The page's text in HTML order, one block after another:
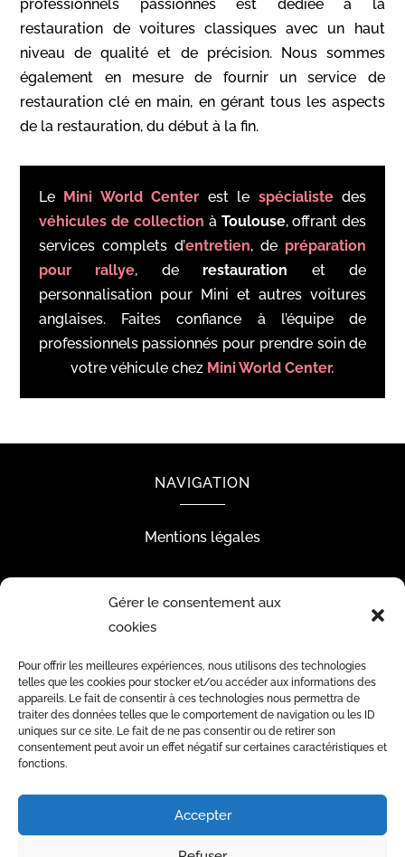
Gérer le consentement aux
cookies
Pour offrir les meilleures expériences, nous utilisons des technologies
telles que les cookies pour stocker et/ou accéder aux informations des
appareils. Le fait de consentir à ces technologies nous permettra de
traiter des données telles que le comportement de navigation ou les ID
uniques sur ce site. Le fait de ne pas consentir ou de retirer son
consentement peut avoir un effet négatif sur certaines caractéristiques et
fonctions.
Accepter
professionnels passionnés est dédiée à la
restauration de voitures classiques avec un haut
niveau de qualité et de précision. Nous sommes
également en mesure de fournir un service de
restauration clé en main, en gérant tous les aspects
de la restauration, du début à la fin.
Le Mini World Center est le spécialiste des
véhicules de collection à Toulouse, offrant des
services complets d’entretien, de préparation
pour rallye, de restauration et de
personnalisation pour Mini et autres voitures
anglaises. Faites confiance à l’équipe de
professionnels passionnés pour prendre soin de
votre véhicule chez Mini World Center.
NAVIGATION
Mentions légales